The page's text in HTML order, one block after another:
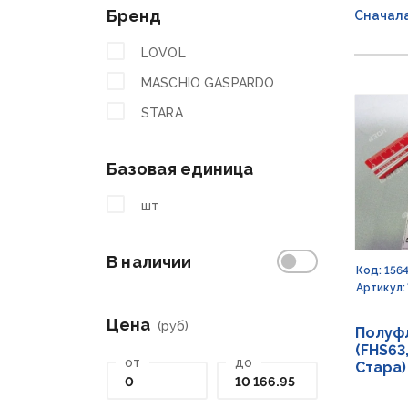
Бренд
LOVOL
MASCHIO GASPARDO
STARA
Базовая единица
шт
В наличии
Цена (руб)
от до
Код:
Артикул:
Стара)